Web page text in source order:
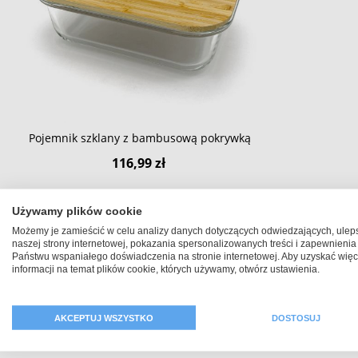
Pojemnik szklany z bambusową pokrywką
116,99 zł
Używamy plików cookie
Możemy je zamieścić w celu analizy danych dotyczących odwiedzających,
naszej strony internetowej, pokazania spersonalizowanych treści i zapewnienia
Państwu wspaniałego doświadczenia na stronie internetowej. Aby uzyskać
informacji na temat plików cookie, których używamy, otwórz ustawienia.
AKCEPTUJ WSZYSTKO DOSTOSUJ